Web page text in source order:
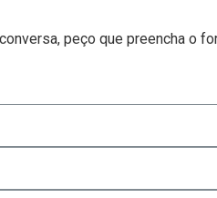
peço que preencha o